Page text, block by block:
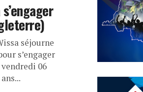
séjourne
s’engager
06